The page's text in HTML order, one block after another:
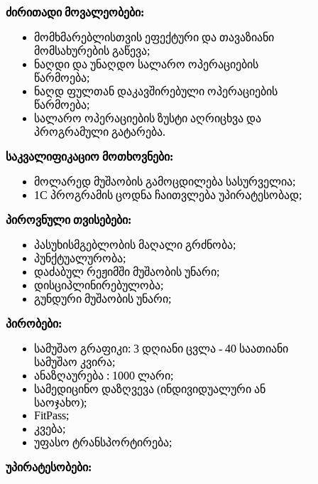
ძირითადი მოვალეობები:
მომხმარებლისთვის ეფექტური და თავაზიანი
მომსახურების გაწევა;
ნაღდი და უნაღდო სალარო ოპერაციების
წარმოება;
ნაღდ ფულთან დაკავშირებული ოპერაციების
წარმოება;
სალარო ოპერაციების ზუსტი აღრიცხვა და
პროგრამული გატარება.
საკვალიფიკაციო მოთხოვნები:
მოლარედ მუშაობის გამოცდილება სასურველია;
1C პროგრამის ცოდნა ჩაითვლება უპირატესობად;
პიროვნული თვისებები:
პასუხისმგებლობის მაღალი გრძნობა;
პუნქტუალურობა;
დაძაბულ რეჟიმში მუშაობის უნარი;
დისციპლინირებულობა;
გუნდური მუშაობის უნარი;
პირობები:
სამუშაო გრაფიკი: 3 დღიანი ცვლა - 40 საათიანი
სამუშაო კვირა;
ანაზღაურება : 1000 ლარი;
სამედიცინო დაზღვევა (ინდივიდუალური ან
საოჯახო);
FitPass;
კვება;
უფასო ტრანსპორტირება;
უპირატესობები: